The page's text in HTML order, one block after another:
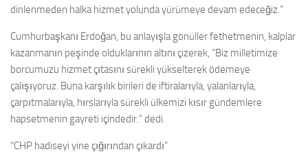
dinlenmeden halka hizmet yolunda yürümeye devam edeceğiz.”
Cumhurbaşkanı Erdoğan, bu anlayışla gönüller fethetmenin, kalplar
kazanmanın peşinde olduklarının altını çizerek, “Biz milletimize
borcumuzu hizmet çıtasını sürekli yükselterek ödemeye
çalışıyoruz. Buna karşılık birileri de iftiralarıyla, yalanlarıyla,
çarpıtmalarıyla, hırslarıyla sürekli ülkemizi kısır gündemlere
hapsetmenin gayreti içindedir.” dedi.
“CHP hadiseyi yine çığırından çıkardı”